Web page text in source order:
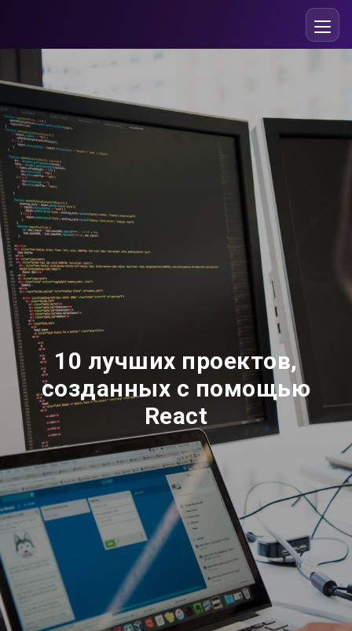
10 лучших проектов,
созданных с помощью
React